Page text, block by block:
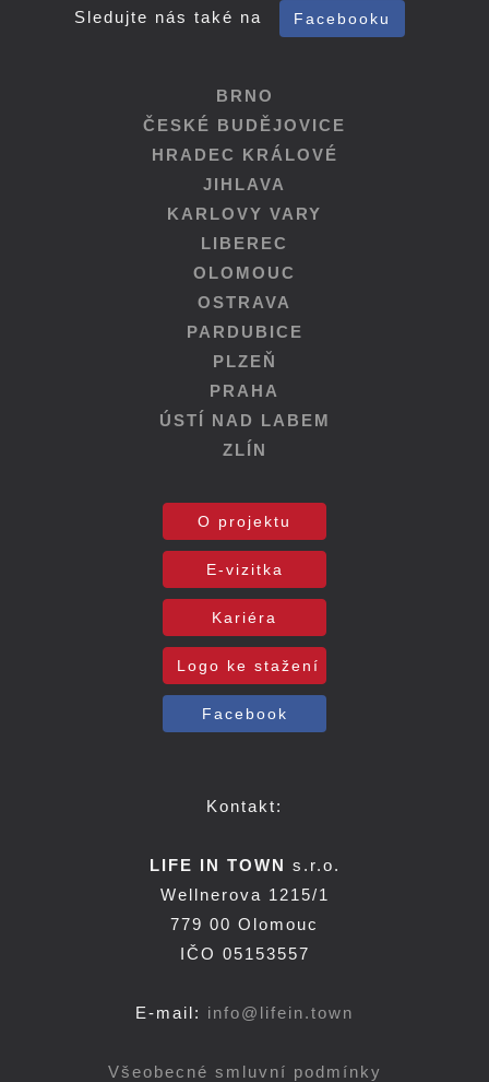
Sledujte nás také na Facebooku
BRNO
ČESKÉ BUDĚJOVICE
HRADEC KRÁLOVÉ
JIHLAVA
KARLOVY VARY
LIBEREC
OLOMOUC
OSTRAVA
PARDUBICE
PLZEŇ
PRAHA
ÚSTÍ NAD LABEM
ZLÍN
O projektu
E-vizitka
Kariéra
Logo ke stažení
Facebook
Kontakt:
LIFE IN TOWN s.r.o.
Wellnerova 1215/1
779 00 Olomouc
IČO 05153557
E-mail: info@lifein.town
Všeobecné smluvní podmínky